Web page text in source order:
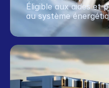
Éligible aux aides et
au système